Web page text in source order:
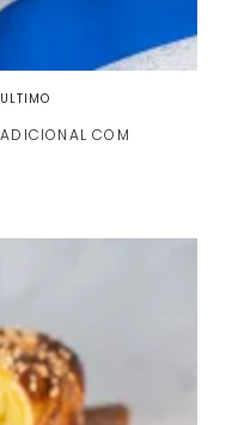
ULTIMO
COM